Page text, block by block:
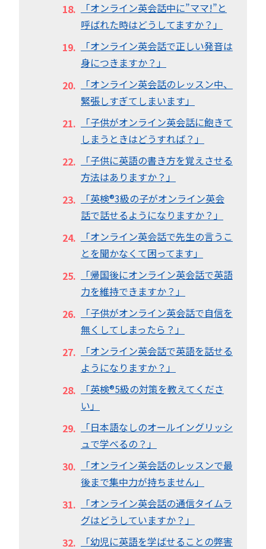
「オンライン英会話中に”ママ!”と
呼ばれた時はどうしてますか？」
「オンライン英会話で正しい発音は
身につきますか？」
「オンライン英会話のレッスン中、
緊張しすぎてしまいます」
「子供がオンライン英会話に飽きて
しまうときはどうすれば？」
「子供に英語の書き方を覚えさせる
方法はありますか？」
「英検®︎3級の子がオンライン英会
話で話せるようになりますか？」
「オンライン英会話で先生の言うこ
とを聞かなくて困ってます」
「帰国後にオンライン英会話で英語
力を維持できますか？」
「子供がオンライン英会話で自信を
無くしてしまったら？」
「オンライン英会話で英語を話せる
ようになりますか？」
「英検®︎5級の対策を教えてくださ
い」
「日本語なしのオールイングリッシ
ュで学べるの？」
「オンライン英会話のレッスンで最
後まで集中力が持ちません」
「オンライン英会話の通信タイムラ
グはどうしていますか？」
「幼児に英語を学ばせることの弊害